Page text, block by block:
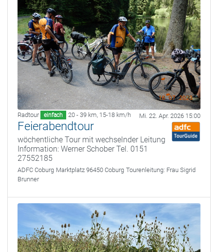
Radtour einfach 20 - 39 km, 15-18 km/h Mi. 22. Apr. 2026 15:00
Feierabendtour
wöchentliche Tour mit wechselnder Leitung
Information: Werner Schober Tel. 0151
27552185
ADFC Coburg Marktplatz 96450 Coburg Tourenleitung: Frau Sigrid
Brunner